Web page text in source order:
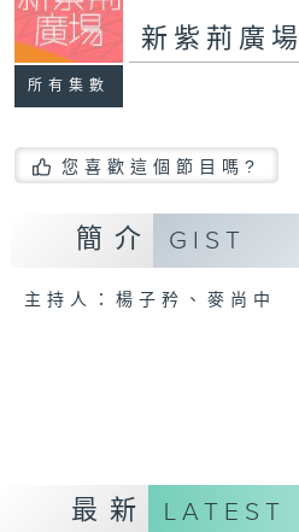
所有集數
新紫荊廣場
您喜歡這個節目嗎?
簡介 GIST
主持人：楊子矜、麥尚中
最新 LATEST